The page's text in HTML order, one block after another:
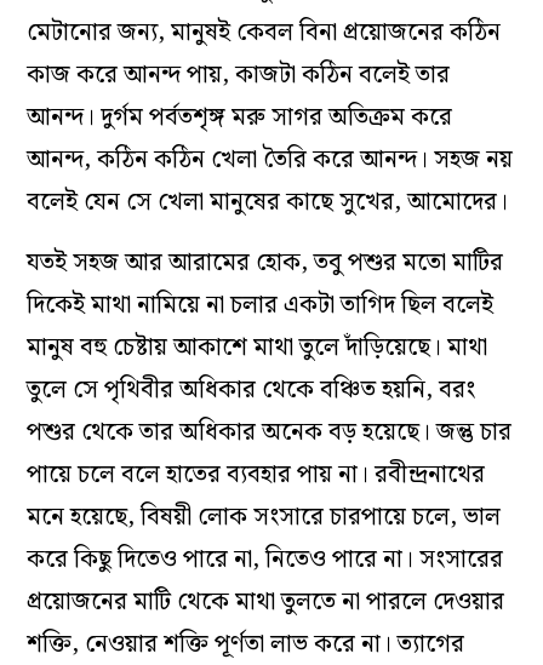
মেটানোর জন্য, মানুষই কেবল বিনা প্রয়োজনের কঠিন
কাজ করে আনন্দ পায়, কাজটা কঠিন বলেই তার
আনন্দ। দুর্গম পর্বতশৃঙ্গ মরু সাগর অতিক্রম করে
আনন্দ, কঠিন কঠিন খেলা তৈরি করে আনন্দ। সহজ নয়
বলেই যেন সে খেলা মানুষের কাছে সুখের, আমোদের।
যতই সহজ আর আরামের হোক, তবু পশুর মতো মাটির
দিকেই মাথা নামিয়ে না চলার একটা তাগিদ ছিল বলেই
মানুষ বহু চেষ্টায় আকাশে মাথা তুলে দাঁড়িয়েছে। মাথা
তুলে সে পৃথিবীর অধিকার থেকে বঞ্চিত হয়নি, বরং
পশুর থেকে তার অধিকার অনেক বড় হয়েছে। জন্তু চার
পায়ে চলে বলে হাতের ব্যবহার পায় না। রবীন্দ্রনাথের
মনে হয়েছে, বিষয়ী লোক সংসারে চারপায়ে চলে, ভাল
করে কিছু দিতেও পারে না, নিতেও পারে না। সংসারের
প্রয়োজনের মাটি থেকে মাথা তুলতে না পারলে দেওয়ার
শক্তি, নেওয়ার শক্তি পূর্ণতা লাভ করে না। ত্যাগের